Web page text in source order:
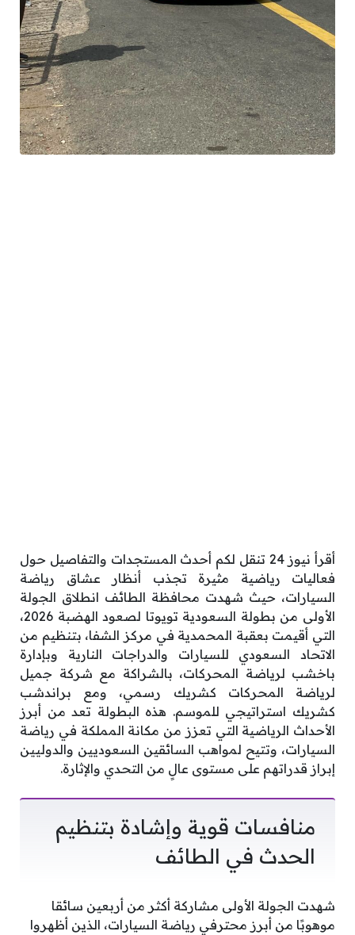
أقرأ نيوز 24 تنقل لكم أحدث المستجدات والتفاصيل حول
فعاليات رياضية مثيرة تجذب أنظار عشاق رياضة
السيارات، حيث شهدت محافظة الطائف انطلاق الجولة
الأولى من بطولة السعودية تويوتا لصعود الهضبة 2026،
التي أقيمت بعقبة المحمدية في مركز الشفا، بتنظيم من
الاتحاد السعودي للسيارات والدراجات النارية وبإدارة
باخشب لرياضة المحركات، بالشراكة مع شركة جميل
لرياضة المحركات كشريك رسمي، ومع براندشب
كشريك استراتيجي للموسم. هذه البطولة تعد من أبرز
الأحداث الرياضية التي تعزز من مكانة المملكة في رياضة
السيارات، وتتيح لمواهب السائقين السعوديين والدوليين
إبراز قدراتهم على مستوى عالٍ من التحدي والإثارة.
منافسات قوية وإشادة بتنظيم
الحدث في الطائف
شهدت الجولة الأولى مشاركة أكثر من أربعين سائقا
موهوبًا من أبرز محترفي رياضة السيارات، الذين أظهروا